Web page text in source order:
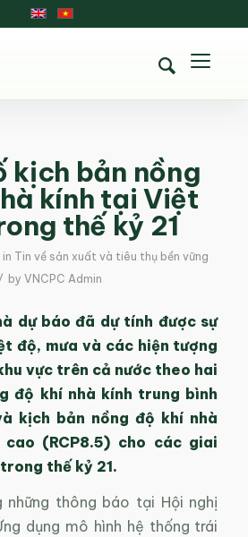
kịch bản nồng
kính tại Việt
thế kỷ 21
in Tin về sản xuất và tiêu thụ bền vững
by VNCPC Admin
dự báo đã dự tính được sự
độ, mưa và các hiện tượng
vực trên cả nước theo hai
độ khí nhà kính trung bình
kịch bản nồng độ khí nhà
(RCP8.5) cho các giai
thế kỷ 21.
thông báo tại Hội nghị
dụng mô hình hệ thống trái